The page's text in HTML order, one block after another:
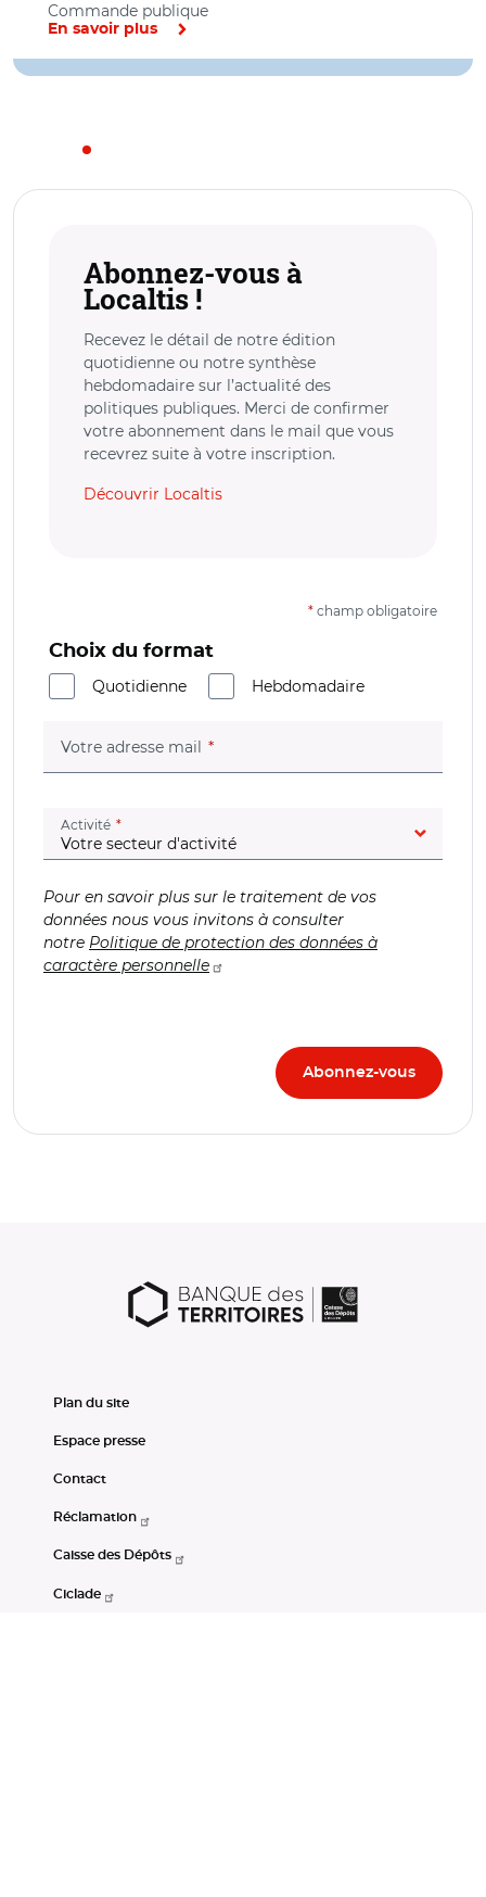
Commande publique
En savoir plus
Abonnez-vous à
Localtis !
Recevez le détail de notre édition
quotidienne ou notre synthèse
hebdomadaire sur l’actualité des
politiques publiques. Merci de confirmer
votre abonnement dans le mail que vous
recevrez suite à votre inscription.
Découvrir Localtis
* champ obligatoire
Choix du format
Quotidienne
Hebdomadaire
Votre adresse mail (champ obligatoire)
Activité (champ obligatoire)
Pour en savoir plus sur le traitement de vos
données nous vous invitons à consulter
notre Politique de protection des données à
caractère personnelle
Plan du site
Espace presse
Contact
Réclamation
Caisse des Dépôts
Ciclade